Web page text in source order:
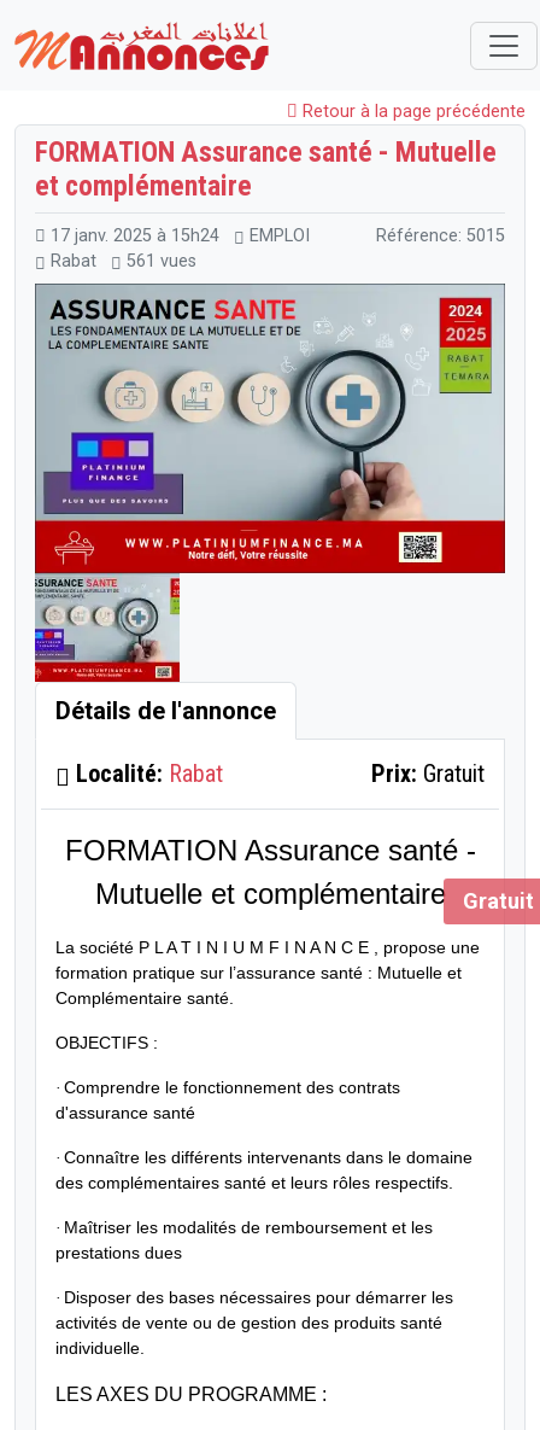
Maroc EMPLOI
Formations
FORMATION Assurance santé - Mutuelle et complémentaire
Retour à la page précédente
FORMATION Assurance santé - Mutuelle
et complémentaire
17 janv. 2025 à 15h24
EMPLOI
Rabat
561 vues
Référence: 5015
Gratuit
Détails de l'annonce
Localité: Rabat Prix: Gratuit
FORMATION Assurance santé -
Mutuelle et complémentaire
La société P L A T I N I U M F I N A N C E , propose une
formation pratique sur l’assurance santé : Mutuelle et
Complémentaire santé.
OBJECTIFS :
· Comprendre le fonctionnement des contrats
d'assurance santé
· Connaître les différents intervenants dans le domaine
des complémentaires santé et leurs rôles respectifs.
· Maîtriser les modalités de remboursement et les
prestations dues
· Disposer des bases nécessaires pour démarrer les
activités de vente ou de gestion des produits santé
individuelle.
LES AXES DU PROGRAMME :